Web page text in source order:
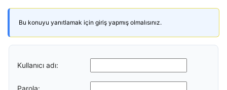
Bu konuyu yanıtlamak için giriş yapmış olmalısınız.
Kullanıcı adı:
Parola: